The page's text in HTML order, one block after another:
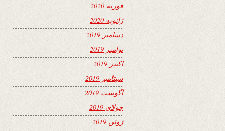
فوریه 2020
ژانویه 2020
دسامبر 2019
نوامبر 2019
اکتبر 2019
سپتامبر 2019
آگوست 2019
جولای 2019
ژوئن 2019